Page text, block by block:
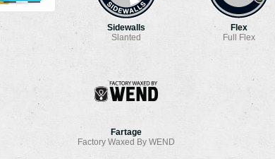
Sidewalls
Slanted
Flex
Full Flex
Fartage
Factory Waxed By WEND